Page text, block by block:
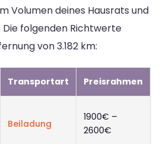
Volumen deines Hausrats und
folgenden Richtwerte
von 3.182 km:
Transportart Preisrahmen
Beiladung
1900€ –
2600€